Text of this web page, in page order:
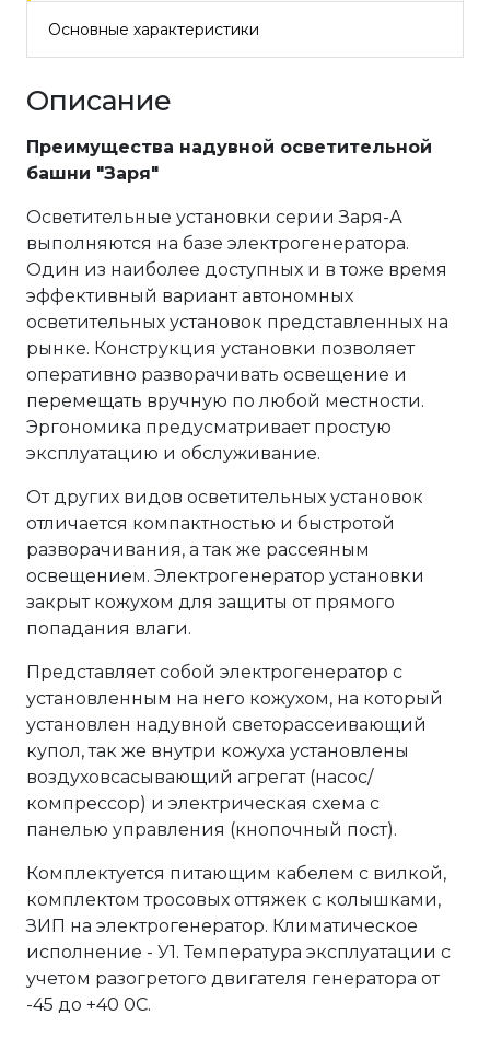
Основные характеристики
Описание
Преимущества надувной осветительной
башни "Заря"
Осветительные установки серии Заря-А
выполняются на базе электрогенератора.
Один из наиболее доступных и в тоже время
эффективный вариант автономных
осветительных установок представленных на
рынке. Конструкция установки позволяет
оперативно разворачивать освещение и
перемещать вручную по любой местности.
Эргономика предусматривает простую
эксплуатацию и обслуживание.
От других видов осветительных установок
отличается компактностью и быстротой
разворачивания, а так же рассеяным
освещением. Электрогенератор установки
закрыт кожухом для защиты от прямого
попадания влаги.
Представляет собой электрогенератор с
установленным на него кожухом, на который
установлен надувной светорассеивающий
купол, так же внутри кожуха установлены
воздуховсасывающий агрегат (насос/
компрессор) и электрическая схема с
панелью управления (кнопочный пост).
Комплектуется питающим кабелем с вилкой,
комплектом тросовых оттяжек с колышками,
ЗИП на электрогенератор. Климатическое
исполнение - У1. Температура эксплуатации с
учетом разогретого двигателя генератора от
-45 до +40 0С.